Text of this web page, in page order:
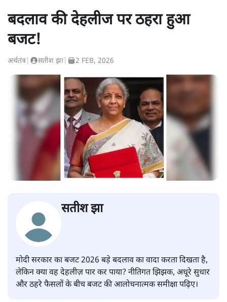
बदलाव की देहलीज पर ठहरा हुआ
बजट!
अर्थतंत्र सतीश झा 2 FEB, 2026
सतीश झा
मोदी सरकार का बजट 2026 बड़े बदलाव का वादा करता दिखता है,
लेकिन क्या वह देहलीज़ पार कर पाया? नीतिगत झिझक, अधूरे सुधार
और ठहरे फैसलों के बीच बजट की आलोचनात्मक समीक्षा पढ़िए।